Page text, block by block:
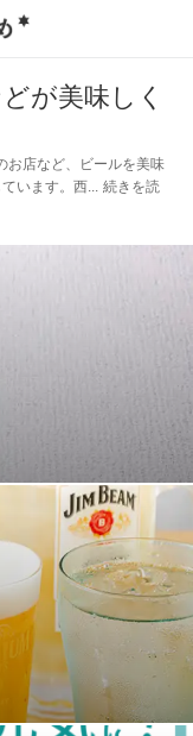
が美味しく
お店など、ビールを美味
います。西
続きを読
は「CURRY LOVER
べられるよう、カレ
す。ビールの風味と
ください。